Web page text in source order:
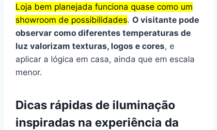
Loja bem planejada funciona quase como um
showroom de possibilidades. O visitante pode
observar como diferentes temperaturas de
luz valorizam texturas, logos e cores, e
aplicar a lógica em casa, ainda que em escala
menor.
Dicas rápidas de iluminação
inspiradas na experiência da